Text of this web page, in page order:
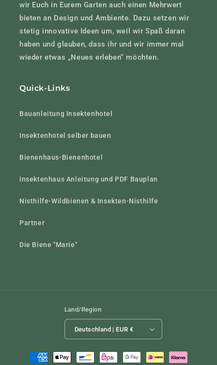
wir Euch in Eurem Garten auch einen Mehrwert
bieten an Design und Ambiente. Dazu setzen wir
stetig innovative Ideen um, weil wir Spaß daran
haben und glauben, dass ihr und wir immer mal
wieder etwas „Neues erleben“ möchten.
Quick-Links
Bauanleitung Insektenhotel
Insektenhotel selber bauen
Bienenhaus-Bienenhotel
Insektenhaus Anleitung und PDF Bauplan
Nisthilfe-Wildbienen & Insekten-Nisthilfe
Partner
Die Biene "Marie"
Land/Region
Deutschland | EUR €
Zahlungsmethoden